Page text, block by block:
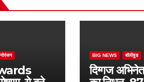
BIG NEWS बॉलीवुड
दिग्गज